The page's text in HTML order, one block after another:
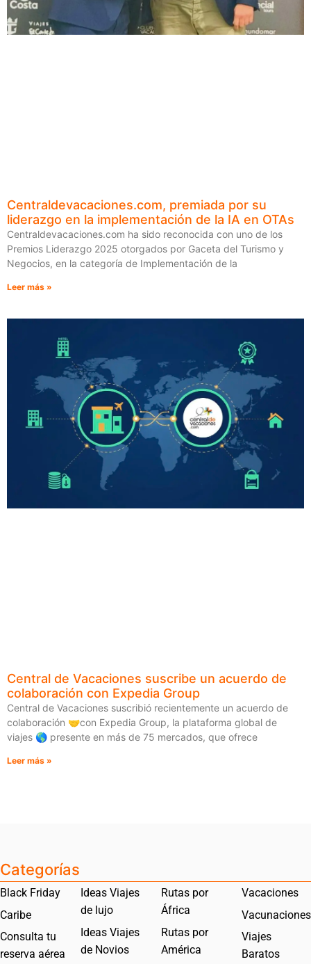
Centraldevacaciones.com, premiada por su
liderazgo en la implementación de la IA en OTAs
Centraldevacaciones.com ha sido reconocida con uno de los
Premios Liderazgo 2025 otorgados por Gaceta del Turismo y
Negocios, en la categoría de Implementación de la
Leer más »
Central de Vacaciones suscribe un acuerdo de
colaboración con Expedia Group
Central de Vacaciones suscribió recientemente un acuerdo de
colaboración 🤝con Expedia Group, la plataforma global de
viajes 🌎 presente en más de 75 mercados, que ofrece
Leer más »
Categorías
Black Friday
Caribe
Consulta tu
reserva aérea
Ideas Viajes
de lujo
Ideas Viajes
de Novios
Rutas por
África
Rutas por
América
Vacaciones
Vacunaciones
Viajes
Baratos